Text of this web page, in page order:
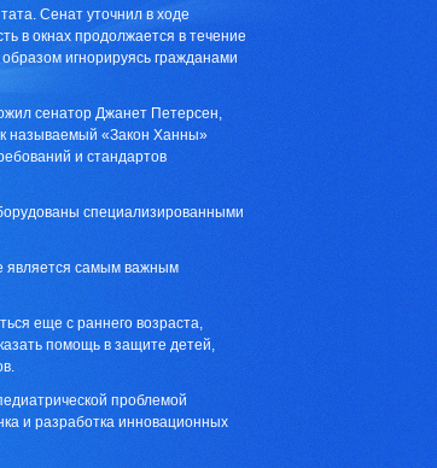
Сенат уточнил в ходе
в окнах продолжается в течение
игнорируясь гражданами
сенатор Джанет Петерсен,
называемый «Закон Ханны»
и стандартов
специализированными
является самым важным
еще с раннего возраста,
помощь в защите детей,
проблемой
и разработка инновационных